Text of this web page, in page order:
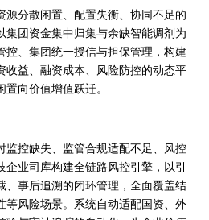
源分散闲置、配置失衡、协同不足的
集团资金集中归集与余缺智能调剂为
控、集团统一授信与担保管理，构建
收益、融资成本、风险防控的动态平
向价值增值跃迁。
监控缺失、监管合规适配不足、风控
业司库构建全链路风控引擎，以引
、事后追溯的闭环管理，全面覆盖结
等风险场景。系统自动适配国资、外